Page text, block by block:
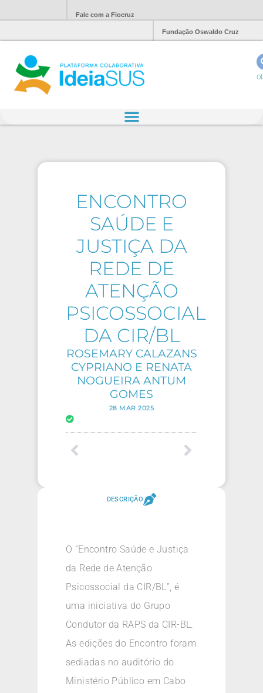
Fale com a Fiocruz
Fundação Oswaldo Cruz
ENCONTRO
SAÚDE E
JUSTIÇA DA
REDE DE
ATENÇÃO
PSICOSSOCIAL
DA CIR/BL
ROSEMARY CALAZANS
CYPRIANO E RENATA
NOGUEIRA ANTUM
GOMES
28 MAR 2025
DESCRIÇÃO
O “Encontro Saúde e Justiça
da Rede de Atenção
Psicossocial da CIR/BL”, é
uma iniciativa do Grupo
Condutor da RAPS da CIR-BL.
As edições do Encontro foram
sediadas no auditório do
Ministério Público em Cabo